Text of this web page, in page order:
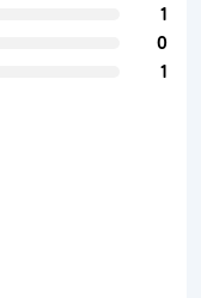
1
0
1